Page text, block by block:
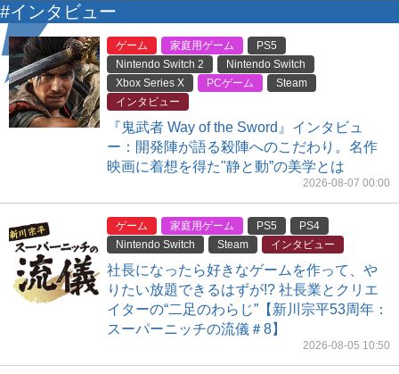
#インタビュー
ゲーム 家庭用ゲーム
PS5
Nintendo Switch 2
Nintendo Switch
Xbox Series X
PCゲーム
Steam
インタビュー
『鬼武者 Way of the Sword』インタビュ
ー：開発陣が語る殺陣へのこだわり。名作
映画に着想を得た"静と動”の美学とは
2026-08-07 00:00
ゲーム 家庭用ゲーム PS5
PS4
Nintendo Switch
Steam インタビュー
社長になったら好きなゲームを作って、や
りたい放題できるはずが!? 社長業とクリエ
イターの“二足のわらじ”【新川宗平53周年：
スーパーニッチの流儀＃8】
2026-08-05 10:50